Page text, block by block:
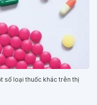
số loại thuốc khác trên thị